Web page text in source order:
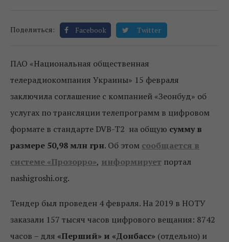
Поделиться: Facebook Twitter
ПАО «Национальная общественная
телерадиокомпания Украины» 15 февраля
заключила соглашение с компанией «Зеонбуд» об
услугах по трансляции телепрограмм в цифровом
формате в стандарте DVB-T2 на общую сумму в
размере 50,98 млн грн. Об этом сообщается в
системе «Прозорро», информирует портал
nashigroshi.org.
Тендер был проведен 4 февраля. На 2019 в НОТУ
заказали 157 тысяч часов цифрового вещания: 8742
часов – для «Перший» и «Донбасс» (отдельно) и